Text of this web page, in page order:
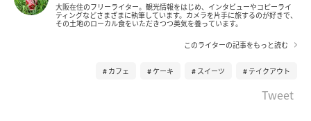
大阪在住のフリーライター。観光情報をはじめ、インタビューやコピーライ
ティングなどさまざまに執筆しています。カメラを片手に旅するのが好きで、
その土地のローカル食をいただきつつ英気を養っています。
このライターの記事をもっと読む
カフェ ケーキ スイーツ テイクアウト
Tweet